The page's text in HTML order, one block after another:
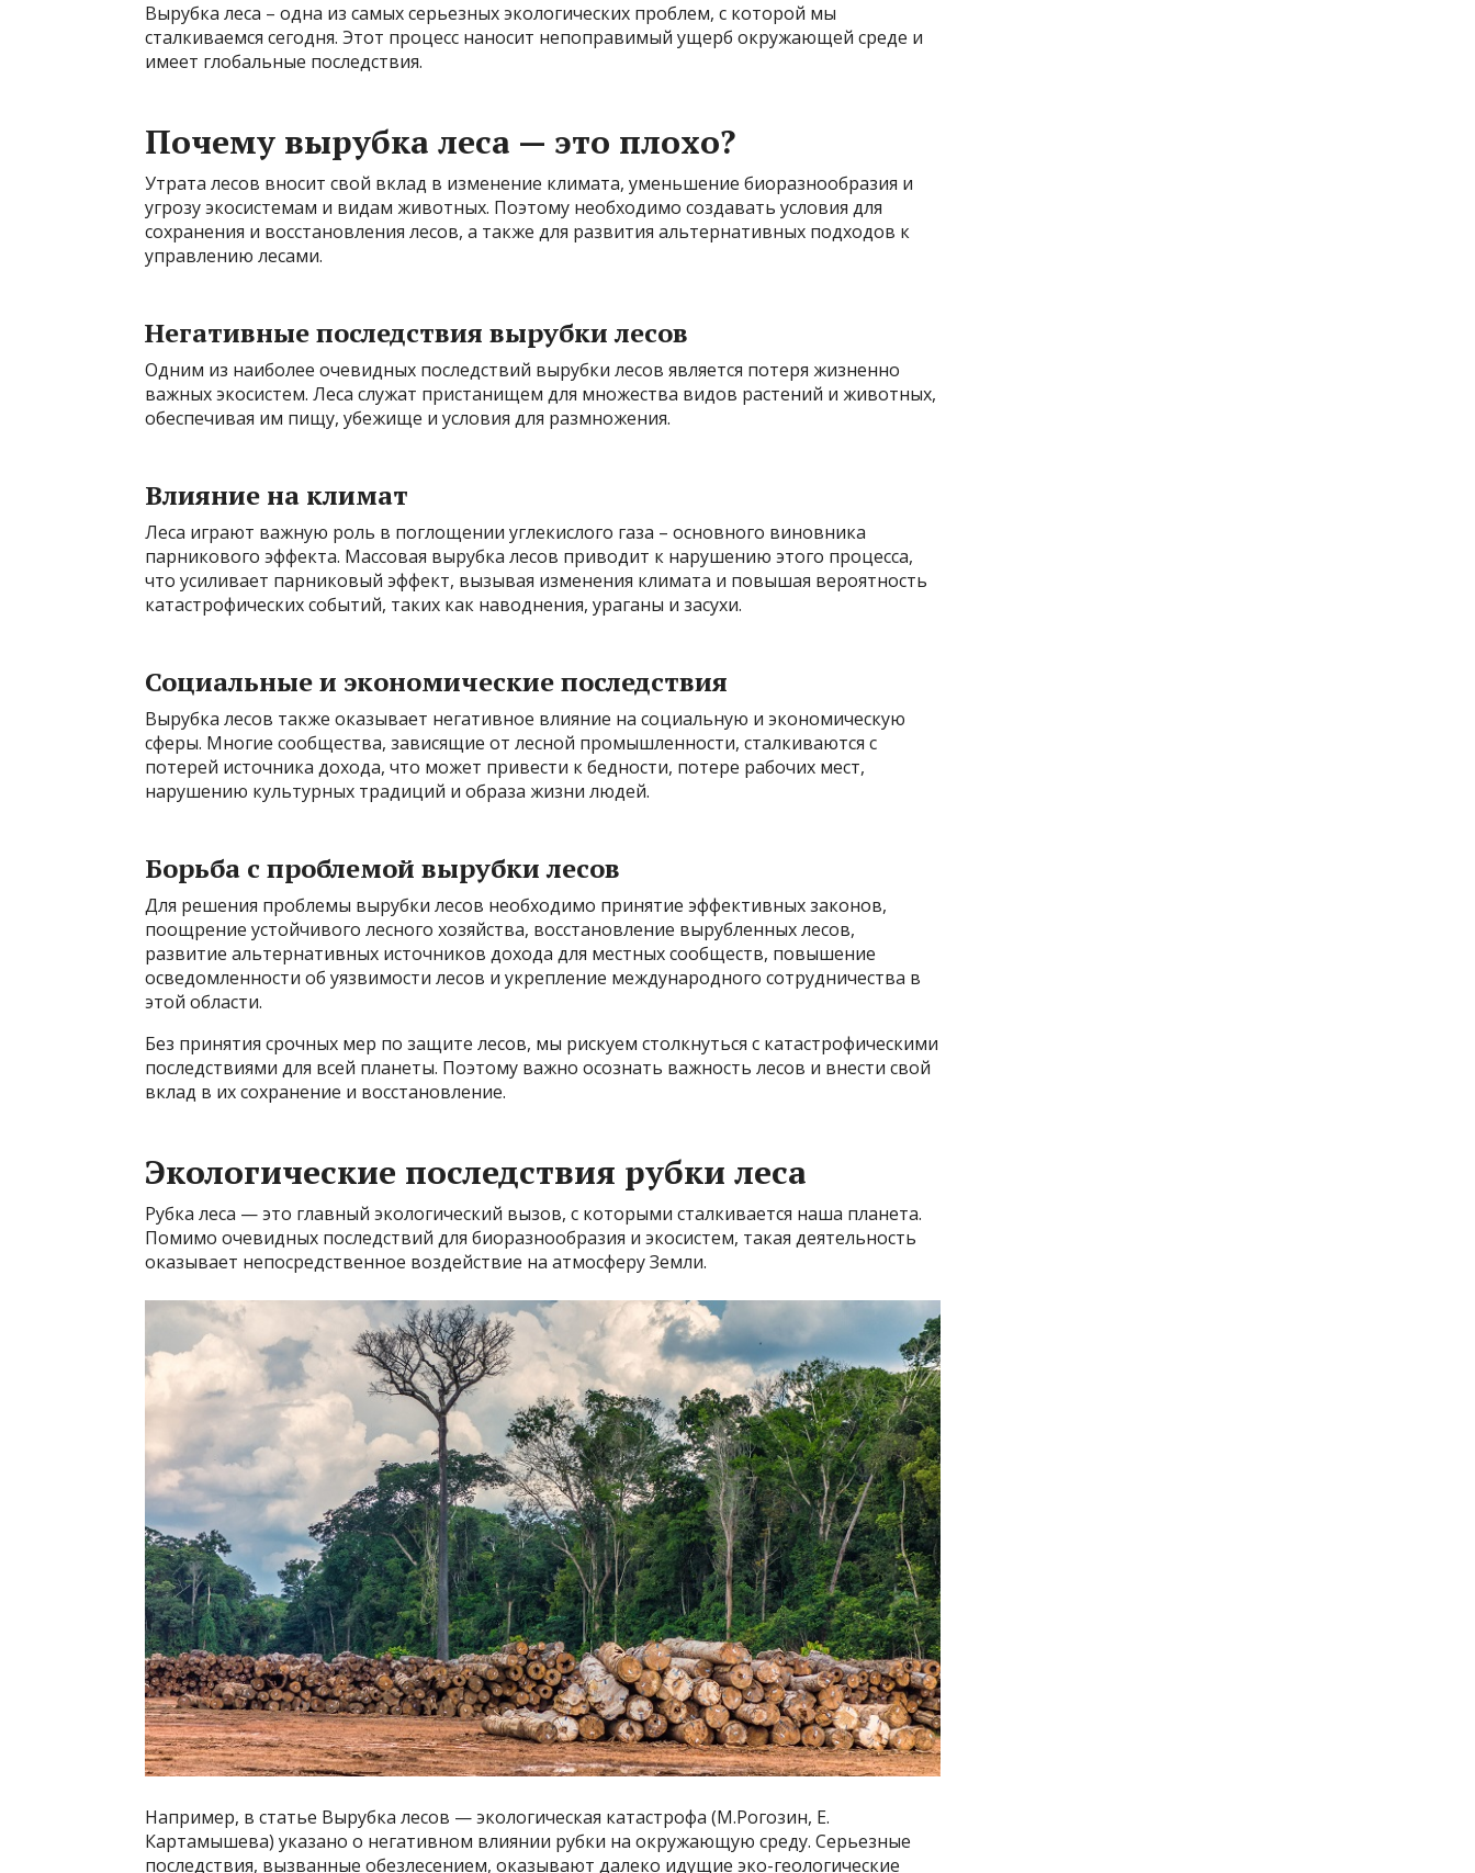
Вырубка леса – одна из самых серьезных экологических проблем, с которой мы
сталкиваемся сегодня. Этот процесс наносит непоправимый ущерб окружающей среде и
имеет глобальные последствия.
Почему вырубка леса — это плохо?
Утрата лесов вносит свой вклад в изменение климата, уменьшение биоразнообразия и
угрозу экосистемам и видам животных. Поэтому необходимо создавать условия для
сохранения и восстановления лесов, а также для развития альтернативных подходов к
управлению лесами.
Негативные последствия вырубки лесов
Одним из наиболее очевидных последствий вырубки лесов является потеря жизненно
важных экосистем. Леса служат пристанищем для множества видов растений и животных,
обеспечивая им пищу, убежище и условия для размножения.
Влияние на климат
Леса играют важную роль в поглощении углекислого газа – основного виновника
парникового эффекта. Массовая вырубка лесов приводит к нарушению этого процесса,
что усиливает парниковый эффект, вызывая изменения климата и повышая вероятность
катастрофических событий, таких как наводнения, ураганы и засухи.
Социальные и экономические последствия
Вырубка лесов также оказывает негативное влияние на социальную и экономическую
сферы. Многие сообщества, зависящие от лесной промышленности, сталкиваются с
потерей источника дохода, что может привести к бедности, потере рабочих мест,
нарушению культурных традиций и образа жизни людей.
Борьба с проблемой вырубки лесов
Для решения проблемы вырубки лесов необходимо принятие эффективных законов,
поощрение устойчивого лесного хозяйства, восстановление вырубленных лесов,
развитие альтернативных источников дохода для местных сообществ, повышение
осведомленности об уязвимости лесов и укрепление международного сотрудничества в
этой области.
Без принятия срочных мер по защите лесов, мы рискуем столкнуться с катастрофическими
последствиями для всей планеты. Поэтому важно осознать важность лесов и внести свой
вклад в их сохранение и восстановление.
Экологические последствия рубки леса
Рубка леса — это главный экологический вызов, с которыми сталкивается наша планета.
Помимо очевидных последствий для биоразнообразия и экосистем, такая деятельность
оказывает непосредственное воздействие на атмосферу Земли.
Например, в статье Вырубка лесов — экологическая катастрофа (М.Рогозин, Е.
Картамышева) указано о негативном влиянии рубки на окружающую среду. Серьезные
последствия, вызванные обезлесением, оказывают далеко идущие эко-геологические